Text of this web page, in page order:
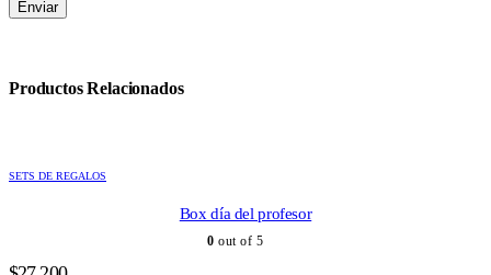
Productos Relacionados
SETS DE REGALOS
Box día del profesor
0 out of 5